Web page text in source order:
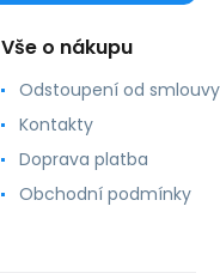
Vše o nákupu
Odstoupení od smlouvy
Kontakty
Doprava platba
Obchodní podmínky